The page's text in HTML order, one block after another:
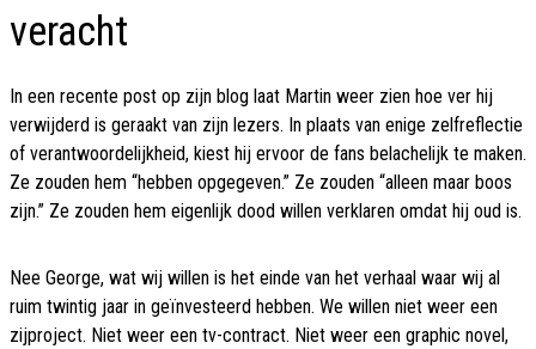
veracht
In een recente post op zijn blog laat Martin weer zien hoe ver hij
verwijderd is geraakt van zijn lezers. In plaats van enige zelfreflectie
of verantwoordelijkheid, kiest hij ervoor de fans belachelijk te maken.
Ze zouden hem “hebben opgegeven.” Ze zouden “alleen maar boos
zijn.” Ze zouden hem eigenlijk dood willen verklaren omdat hij oud is.
Nee George, wat wij willen is het einde van het verhaal waar wij al
ruim twintig jaar in geïnvesteerd hebben. We willen niet weer een
zijproject. Niet weer een tv-contract. Niet weer een graphic novel,